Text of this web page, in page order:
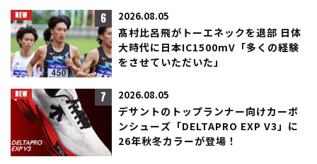
6 2026.08.05
髙村比呂飛がトーエネックを退部 日体
大時代に日本IC1500mV「多くの経験
をさせていただいた」
7 2026.08.05
デサントのトップランナー向けカーボ
ンシューズ「DELTAPRO EXP V3」に
26年秋冬カラーが登場！